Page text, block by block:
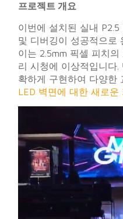
프로젝트 개요
이번에 설치된 실내
및 디버깅이 성공적으로
이는 2.5mm 픽셀 피치
리 시청에 이상적입니다
확하게 구현하여 다양한
LED 벽면에 대한 새로운